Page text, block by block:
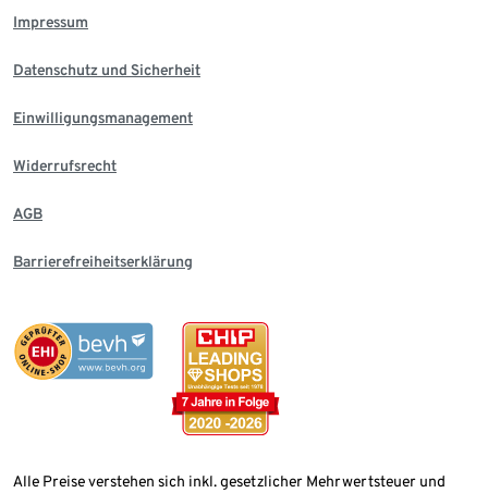
Impressum
Datenschutz und Sicherheit
Einwilligungsmanagement
Widerrufsrecht
AGB
Barrierefreiheitserklärung
Alle Preise verstehen sich inkl. gesetzlicher Mehrwertsteuer und